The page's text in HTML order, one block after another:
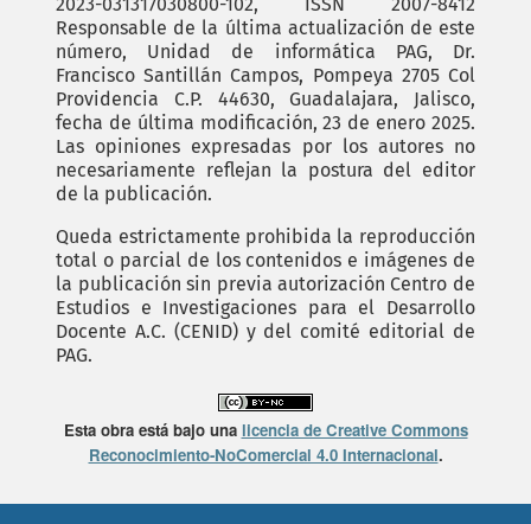
2023-031317030800-102, ISSN 2007-8412
Responsable de la última actualización de este
número, Unidad de informática PAG, Dr.
Francisco Santillán Campos, Pompeya 2705 Col
Providencia C.P. 44630, Guadalajara, Jalisco,
fecha de última modificación, 23 de enero 2025.
Las opiniones expresadas por los autores no
necesariamente reflejan la postura del editor
de la publicación.
Queda estrictamente prohibida la reproducción
total o parcial de los contenidos e imágenes de
la publicación sin previa autorización Centro de
Estudios e Investigaciones para el Desarrollo
Docente A.C. (CENID) y del comité editorial de
PAG.
Esta obra está bajo una licencia de Creative Commons
Reconocimiento-NoComercial 4.0 Internacional.